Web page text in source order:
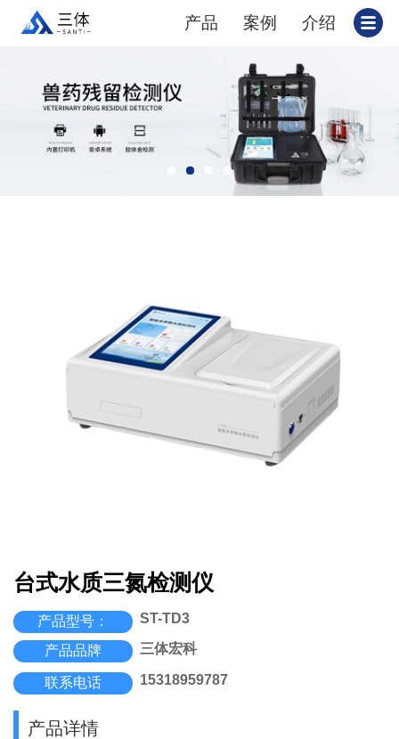
产品 案例 介绍
台式水质三氮检测仪
产品型号： ST-TD3
产品品牌 三体宏科
联系电话 15318959787
产品详情